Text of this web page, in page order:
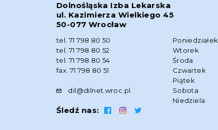
Dolnośląska Izba Lekarska
ul. Kazimierza Wielkiego 45
50-077 Wrocław
tel. 71 798 80 50
tel. 71 798 80 52
tel. 71 798 80 54
fax. 71 798 80 51
dil@dilnet.wroc.pl
Śledź nas:
Poniedziałek
Wtorek
Środa
Czwartek
Piątek
Sobota
Niedziela